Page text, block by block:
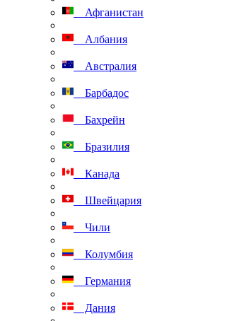
Афганистан
Албания
Австралия
Барбадос
Бахрейн
Бразилия
Канада
Швейцария
Чили
Колумбия
Германия
Дания